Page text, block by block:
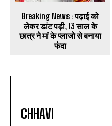
Breaking News : पढ़ाई को
लेकर डांट पड़ी, 13 साल के
छात्र ने मां के प्लाजो से बनाया
फंदा
CHHAVI